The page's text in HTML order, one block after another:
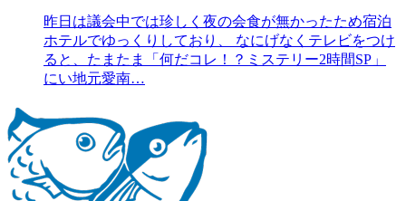
昨日は議会中では珍しく夜の会食が無かったため宿泊
ホテルでゆっくりしており、 なにげなくテレビをつけ
ると、たまたま「何だコレ！？ミステリー2時間SP」
にい地元愛南…